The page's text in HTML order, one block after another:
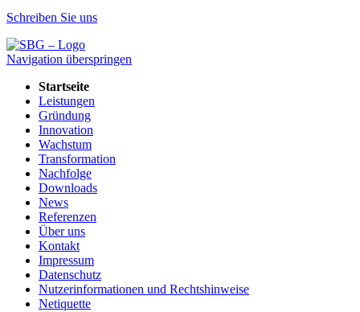
Schreiben Sie uns
Navigation überspringen
Startseite
Leistungen
Gründung
Innovation
Wachstum
Transformation
Nachfolge
Downloads
News
Referenzen
Über uns
Kontakt
Impressum
Datenschutz
Nutzerinformationen und Rechtshinweise
Netiquette